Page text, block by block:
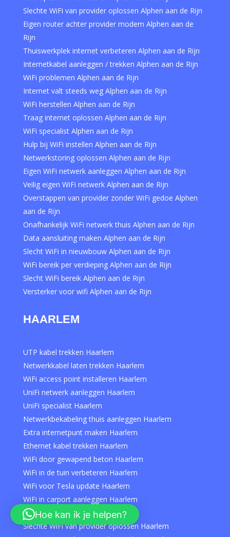
Slechte WiFi van provider oplossen Alphen aan de Rijn
Eigen router achter provider modem Alphen aan de
Rijn
Thuiswerkplek internet verbeteren Alphen aan de Rijn
Internetkabel aanleggen / trekken Alphen aan de Rijn
WiFi problemen Alphen aan de Rijn
Internet valt steeds weg Alphen aan de Rijn
WiFi herstellen Alphen aan de Rijn
Traag internet oplossen Alphen aan de Rijn
WiFi specialist Alphen aan de Rijn
Hulp bij WiFi instellen Alphen aan de Rijn
Netwerkstoring oplossen Alphen aan de Rijn
Eigen WiFi netwerk aanleggen Alphen aan de Rijn
Veilig eigen WiFi netwerk Alphen aan de Rijn
Overstappen van provider zonder WiFi gedoe Alphen
aan de Rijn
Onafhankelijk WiFi netwerk thuis Alphen aan de Rijn
Data aansluiting maken Alphen aan de Rijn
Slecht WiFi in nieuwbouw Alphen aan de Rijn
WiFi bereik per verdieping Alphen aan de Rijn
Slecht WiFi bereik Alphen aan de Rijn
Versterker voor wifi Alphen aan de Rijn
HAARLEM
UTP kabel trekken Haarlem
Netwerkkabel laten trekken Haarlem
WiFi access point installeren Haarlem
UniFi netwerk aanleggen Haarlem
UniFi specialist Haarlem
Netwerkbekabeling thuis aanleggen Haarlem
Extra internetpunt maken Haarlem
Ethernet kabel trekken Haarlem
WiFi door gewapend beton Haarlem
WiFi in de tuin verbeteren Haarlem
WiFi voor Tesla update Haarlem
WiFi in carport aanleggen Haarlem
WiFi op zolder verbeteren Haarlem
Slechte WiFi van provider oplossen Haarlem
Hoe kan ik je helpen?